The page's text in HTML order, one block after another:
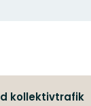
kollektivtrafik